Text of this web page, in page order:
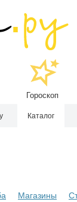
Гороскоп
Каталог
Магазины